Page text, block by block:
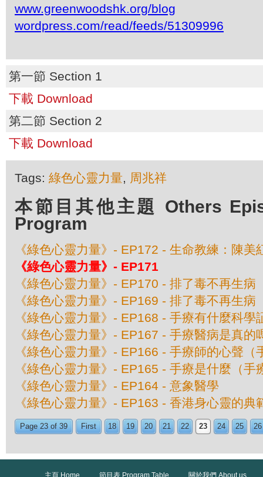
www.greenwoodshk.org/blog
wordpress.com/read/feeds/51309996
第一節 Section 1
下載 Download
第二節 Section 2
下載 Download
Tags: 綠色心靈力量, 周兆祥
本節目其他主題 Others
Program
《綠色心靈力量》- EP172 - 生命教練：陳美
《綠色心靈力量》- EP171
《綠色心靈力量》- EP170 - 排了毒不再生病
《綠色心靈力量》- EP169 - 排了毒不再生病
《綠色心靈力量》- EP168 - 手療有什麼科學
《綠色心靈力量》- EP167 - 手療醫病是真的
《綠色心靈力量》- EP166 - 手療師的心聲（
《綠色心靈力量》- EP165 - 手療是什麼（手
《綠色心靈力量》- EP164 - 意象醫學
《綠色心靈力量》- EP163 - 香港身心靈的典
Page 23 of 39 First 18 19 20 21 22 23 24 25 26
主頁 Home 節目表 Program Table 關於我們 About us